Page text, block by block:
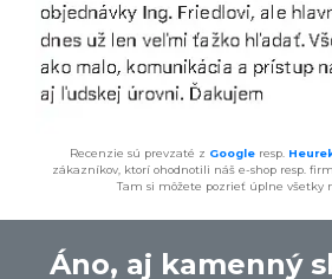
Recenzie sú prevzaté z Google resp.
zákazníkov, ktorí ohodnotili náš e-shop resp.
Tam si môžete pozrieť úplne všetky
Áno, aj kamenný